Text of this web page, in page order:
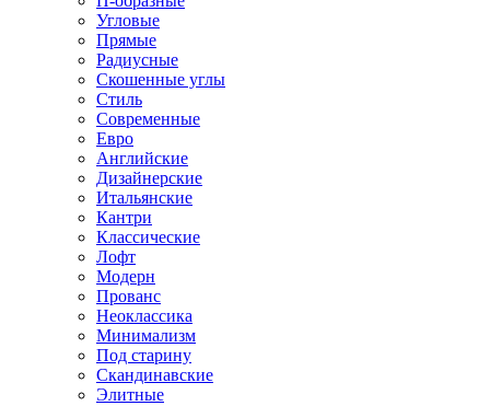
Угловые
Прямые
Радиусные
Скошенные углы
Стиль
Современные
Евро
Английские
Дизайнерские
Итальянские
Кантри
Классические
Лофт
Модерн
Прованс
Неоклассика
Минимализм
Под старину
Скандинавские
Элитные